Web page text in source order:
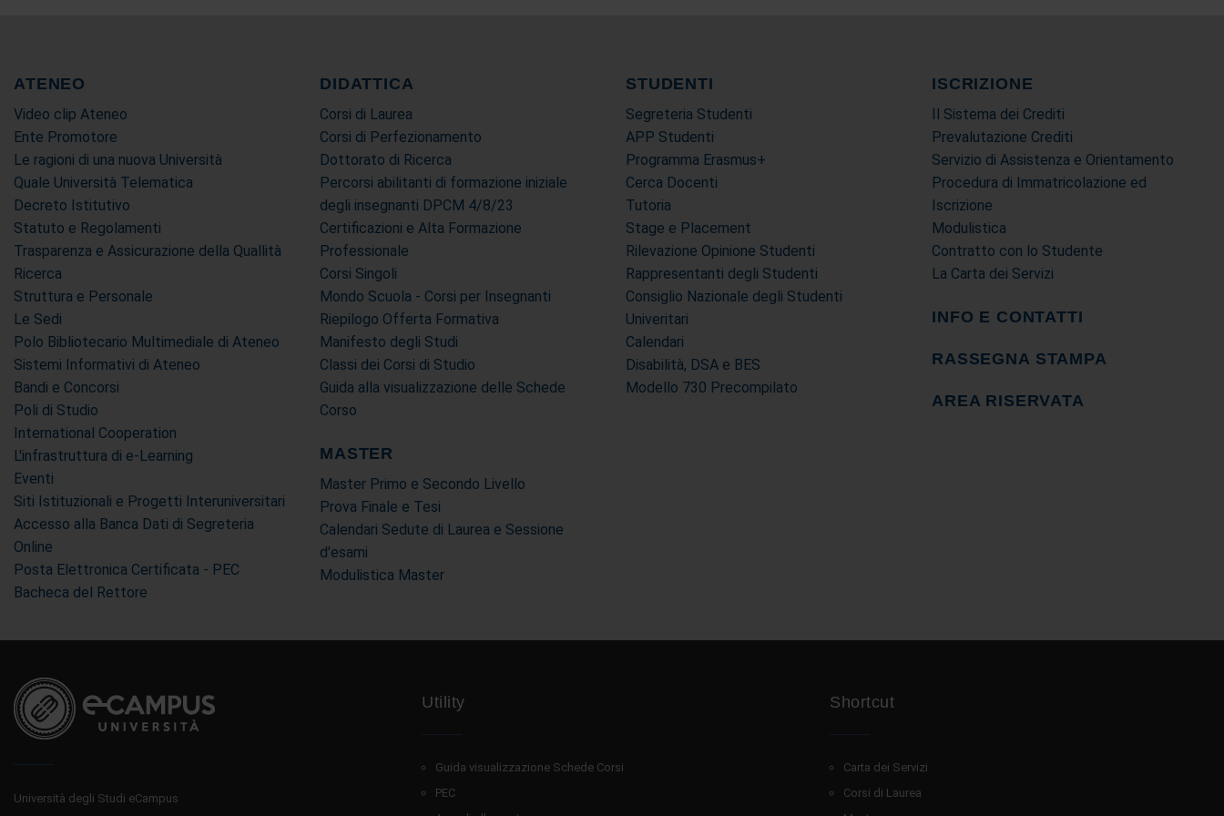
ATENEO
Video clip Ateneo
Ente Promotore
Le ragioni di una nuova Università
Quale Università Telematica
Decreto Istitutivo
Statuto e Regolamenti
Trasparenza e Assicurazione della Quallità
Ricerca
Struttura e Personale
Le Sedi
Polo Bibliotecario Multimediale di Ateneo
Sistemi Informativi di Ateneo
Bandi e Concorsi
Poli di Studio
International Cooperation
L'infrastruttura di e-Learning
Eventi
Siti Istituzionali e Progetti Interuniversitari
Accesso alla Banca Dati di Segreteria
Online
Posta Elettronica Certificata - PEC
Bacheca del Rettore
DIDATTICA
Corsi di Laurea
Corsi di Perfezionamento
Dottorato di Ricerca
Percorsi abilitanti di formazione iniziale
degli insegnanti DPCM 4/8/23
Certificazioni e Alta Formazione
Professionale
Corsi Singoli
Mondo Scuola - Corsi per Insegnanti
Riepilogo Offerta Formativa
Manifesto degli Studi
Classi dei Corsi di Studio
Guida alla visualizzazione delle Schede
Corso
MASTER
Master Primo e Secondo Livello
Prova Finale e Tesi
Calendari Sedute di Laurea e Sessione
d'esami
Modulistica Master
STUDENTI
Segreteria Studenti
APP Studenti
Programma Erasmus+
Cerca Docenti
Tutoria
Stage e Placement
Rilevazione Opinione Studenti
Rappresentanti degli Studenti
Consiglio Nazionale degli Studenti
Univeritari
Calendari
Disabilità, DSA e BES
Modello 730 Precompilato
ISCRIZIONE
Il Sistema dei Crediti
Prevalutazione Crediti
Servizio di Assistenza e Orientamento
Procedura di Immatricolazione ed
Iscrizione
Modulistica
Contratto con lo Studente
La Carta dei Servizi
INFO E CONTATTI
RASSEGNA STAMPA
AREA RISERVATA
Università degli Studi eCampus
Utility
Guida visualizzazione Schede Corsi
PEC
Shortcut
Carta dei Servizi
Corsi di Laurea